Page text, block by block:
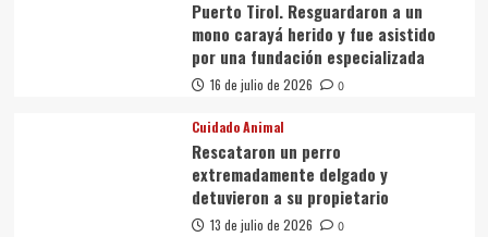
Puerto Tirol. Resguardaron a un
mono carayá herido y fue asistido
por una fundación especializada
16 de julio de 2026 0
Cuidado Animal
Rescataron un perro
extremadamente delgado y
detuvieron a su propietario
13 de julio de 2026 0